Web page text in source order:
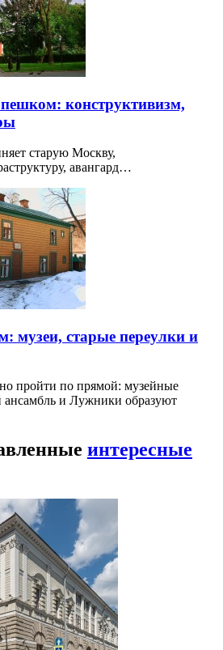
конструктивизм,
старую Москву,
авангард…
музеи, старые переулки и
пройти по прямой: музейные
ансамбль и Лужники образуют
интересные